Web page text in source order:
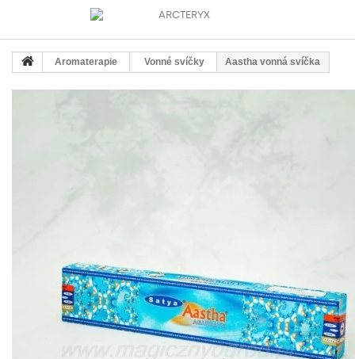
Aromaterapie Vonné svíčky Aastha vonná svíčka